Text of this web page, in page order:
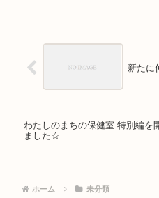
新たに
わたしのまちの保健室 特別編を
ました☆
ホーム 未分類